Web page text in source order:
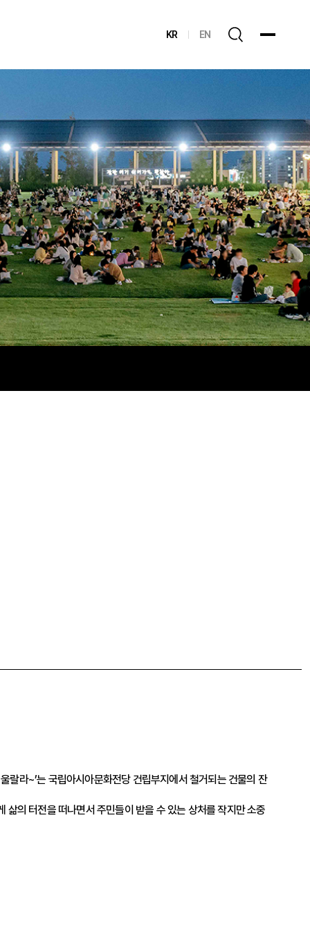
KR EN
랄라~’는 국립아시아문화전당 건립부지에서 철거되는 건물의 잔
의 터전을 떠나면서 주민들이 받을 수 있는 상처를 작지만 소중